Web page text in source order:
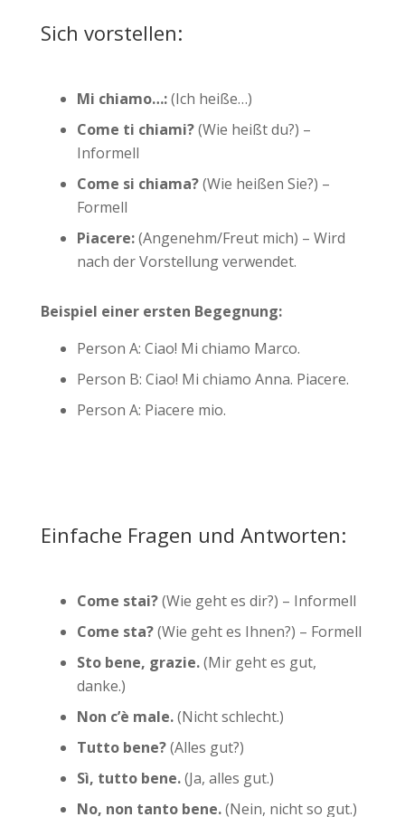
Sich vorstellen:
Mi chiamo…:(Ich heiße…)
Come ti chiami?(Wie heißt du?) –
Informell
Come si chiama?(Wie heißen Sie?) –
Formell
Piacere:(Angenehm/Freut mich) – Wird
nach der Vorstellung verwendet.
Beispiel einer ersten Begegnung:
Person A: Ciao! Mi chiamo Marco.
Person B: Ciao! Mi chiamo Anna. Piacere.
Person A: Piacere mio.
Einfache Fragen und Antworten:
Come stai?(Wie geht es dir?) – Informell
Come sta?(Wie geht es Ihnen?) – Formell
Sto bene, grazie.(Mir geht es gut,
danke.)
Non c’è male.(Nicht schlecht.)
Tutto bene?(Alles gut?)
Sì, tutto bene.(Ja, alles gut.)
No, non tanto bene.(Nein, nicht so gut.)